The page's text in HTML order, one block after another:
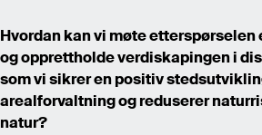
Hvordan kan vi møte
og opprettholde verdiskapingen i
som vi sikrer en positiv
arealforvaltning og reduserer
natur?